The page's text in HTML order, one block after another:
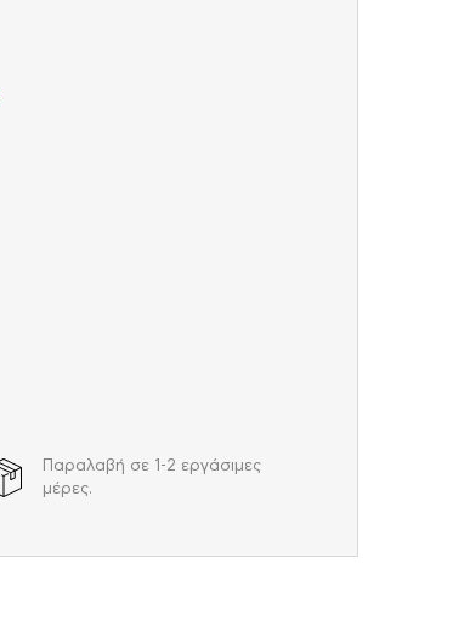
Παραλαβή σε 1-2 εργάσιμες
μέρες.